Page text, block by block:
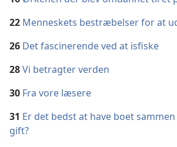
22 Menneskets bestræbelser for at
26 Det fascinerende ved at isfiske
28Vi betragter verden
30 Fra vore læsere
31 Er det bedst at have boet
gift?